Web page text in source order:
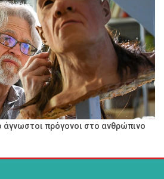
πρόγονοι στο ανθρώπινο